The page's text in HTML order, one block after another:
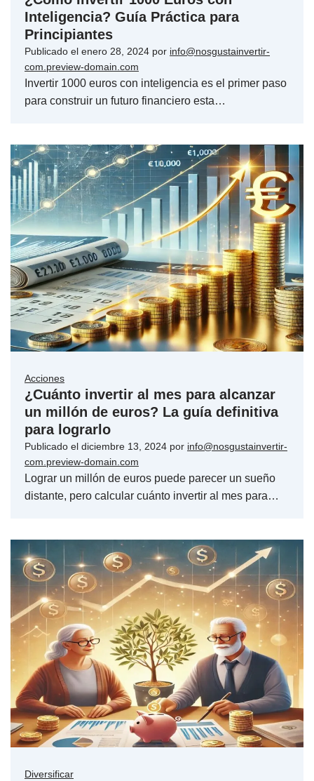
Inteligencia? Guía Práctica para
Principiantes
Publicado el enero 28, 2024 por info@nosgustainvertir-
com.preview-domain.com
Invertir 1000 euros con inteligencia es el primer paso
para construir un futuro financiero esta…
Acciones
¿Cuánto invertir al mes para alcanzar
un millón de euros? La guía definitiva
para lograrlo
Publicado el diciembre 13, 2024 por info@nosgustainvertir-
com.preview-domain.com
Lograr un millón de euros puede parecer un sueño
distante, pero calcular cuánto invertir al mes para…
Diversificar